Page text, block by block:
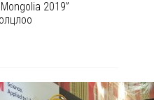
Mongolia 2019”